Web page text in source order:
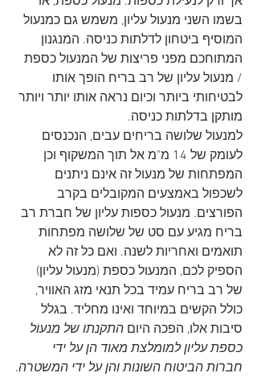
בשמו השני מנעול עליון, משמש גם כמנעול
המוסיף ביטחון לדלתות כניסה. המנגנון
המתוחכם מפני פריצות של המנעול כספת
/ מנעול עליון של רב בריח הופך אותו
לבטיחותי ביותר וכיום נראה אותו יותר ויותר
מותקן בדלתות כניסה.
למנעול שלושה בריחים עבים, הנכנסים
לעומק של 14 מ"מ אל תוך המשקוף וכן
המפתחות של מנעול זה אינם ניתנים
לשכפול באמצעים המקובלים בקרב
הפורצים. מנעול כספות עליון של חברת רב
בריח מגיע עם סט של שלושה מפתחות
תואמים ואחריות לשנה. ואם כל זה לא
הספיק לכם, המנעול כספת (מנעול עליון)
של רב בריח עמיד בכל תנאי מזג האוויר,
כולל הקשים במיוחד ואינו מחליד. בגלל
סיבות אלו, הפכה היום התקנתו של מנעול
כספת עליון למומלצת מאוד הן על ידי
חברות הביטוח השונות והן על ידי המשטרה.